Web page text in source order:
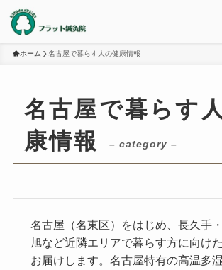
ホーム 名古屋で暮らす人の健康情報
名古屋で暮らす
康情報
– category –
名古屋（名東区）をはじめ、長久手
旭など近隣エリアで暮らす方に向け
お届けします。名古屋特有の高温多